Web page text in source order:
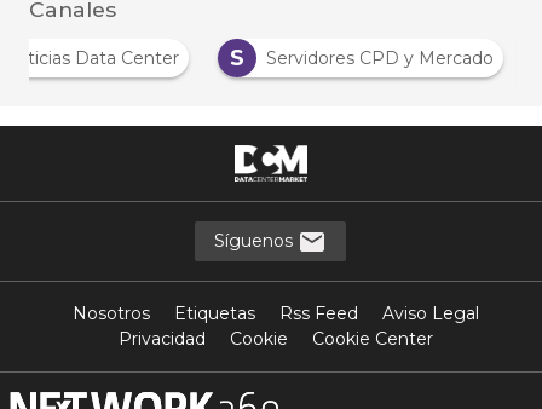
Canales
Noticias Data Center S Servidores CPD y Mercado
Síguenos
Nosotros Etiquetas Rss Feed
Aviso Legal
Privacidad
Cookie Cookie Center